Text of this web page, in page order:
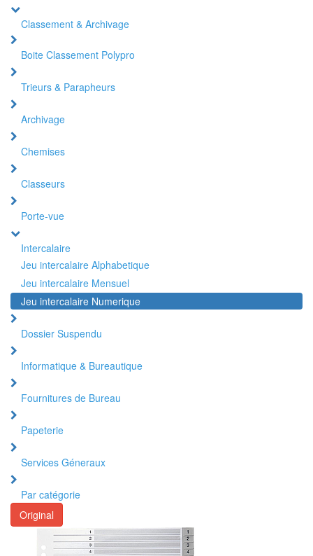
Classement & Archivage
Boite Classement Polypro
Trieurs & Parapheurs
Archivage
Chemises
Classeurs
Porte-vue
Intercalaire
Jeu intercalaire Alphabetique
Jeu intercalaire Mensuel
Jeu intercalaire Numerique
Dossier Suspendu
Informatique & Bureautique
Fournitures de Bureau
Papeterie
Services Géneraux
Par catégorie
Original